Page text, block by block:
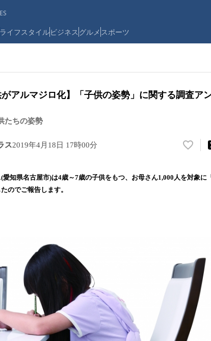
ライフスタイルビジネス グルメ スポーツ
がアルマジロ化】「子供の姿勢」に関する調査ア
たちの姿勢
ス2019年4月18日 17時00分
い
！
で
す
愛知県名古屋市)は4歳～7歳の子供をもつ、お母さん1,000人を対象に
のでご報告します。